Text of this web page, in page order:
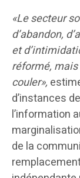
«Le secteur
d’abandon,
et
réformé,
couler»,
d’instances
l’information
de la